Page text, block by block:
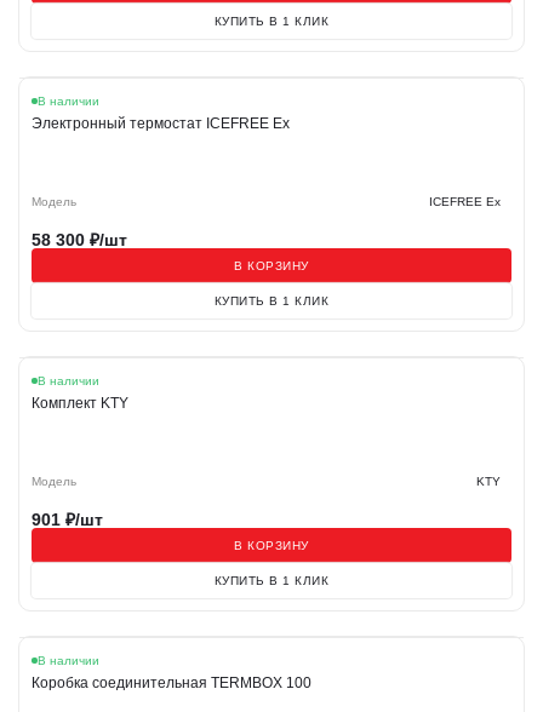
КУПИТЬ В 1 КЛИК
В наличии
Электронный термостат ICEFREE Ex
Модель ICEFREE Ex
58 300 ₽/шт
В КОРЗИНУ
КУПИТЬ В 1 КЛИК
В наличии
Комплект KTY
Модель KTY
901 ₽/шт
В КОРЗИНУ
КУПИТЬ В 1 КЛИК
В наличии
Коробка соединительная TERMBOX 100